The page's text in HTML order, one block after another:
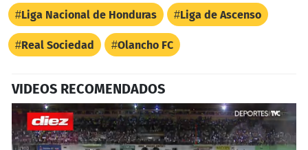
Liga Nacional de Honduras Liga de Ascenso
Real Sociedad Olancho FC
VIDEOS RECOMENDADOS